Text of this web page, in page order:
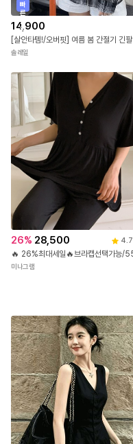
빠
른
출
발
14,900
솔레일
26% 28,500 4.7
미나그램